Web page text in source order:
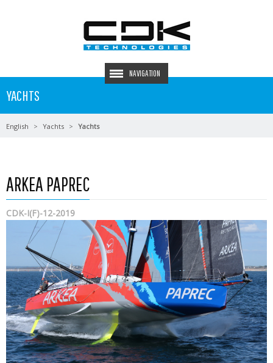
NAVIGATION
YACHTS
English Yachts Yachts
ARKEA PAPREC
CDK-I(F)-12-2019